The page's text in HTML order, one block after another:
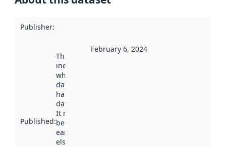
Publisher:
Published:
This date
indicates
when the
dataset was
harvested by
data.norge.no.
It may have
been available
earlier
elsewhere.
February 6, 2024